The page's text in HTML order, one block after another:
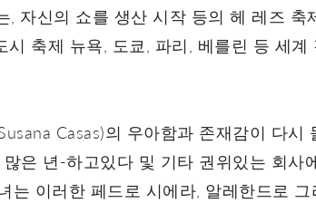
, 자신의 쇼를 생산 시작 등의 헤 레즈 축
축제 뉴욕, 도쿄, 파리, 베를린 등 세계
Casas)의 우아함과 존재감이 다시
은 년-하고있다 및 기타 권위있는 회사
는 이러한 페드로 시에라, 알레한드로